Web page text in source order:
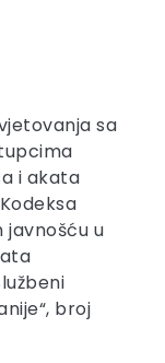
sa
i akata
javnošću u
broj